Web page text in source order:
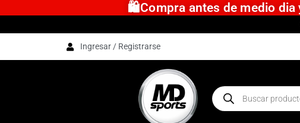
🛍️Compra antes de medio
Ingresar / Registrarse